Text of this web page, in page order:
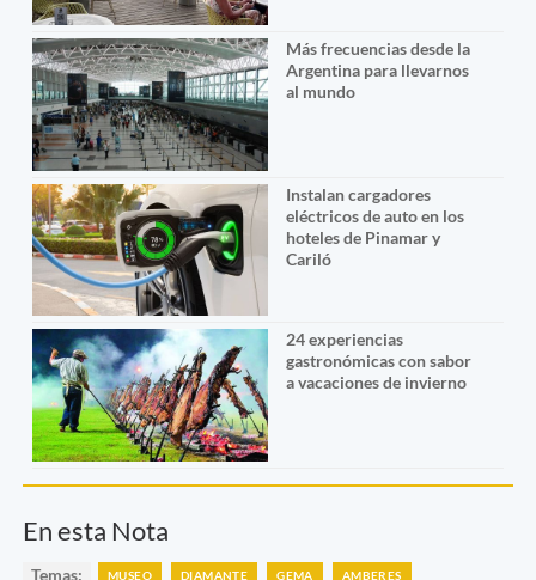
Más frecuencias desde la
Argentina para llevarnos
al mundo
Instalan cargadores
eléctricos de auto en los
hoteles de Pinamar y
Cariló
24 experiencias
gastronómicas con sabor
a vacaciones de invierno
En esta Nota
Temas: MUSEO DIAMANTE GEMA AMBERES